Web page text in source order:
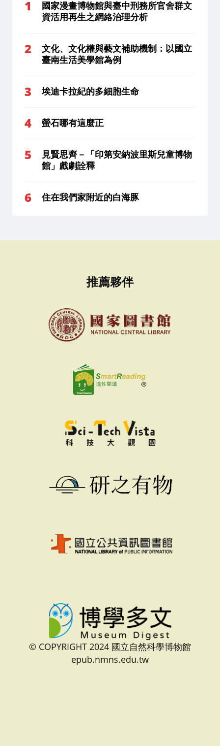
國家漫畫博物館與臺中刑務所官舍群文
資活用再生之網絡治理分析
文化、文化權與藝文補助機制：以國立
臺南生活美學館為例
埃迪卡拉紀的多細胞生命
螢石哪有這麼正
見賢思齊－「印第安納波里斯兒童博物
館」戲劇詮釋
住在我們家附近的白海豚
推薦夥伴
© COPYRIGHT 2024 國立自然科學博物館
epub.nmns.edu.tw